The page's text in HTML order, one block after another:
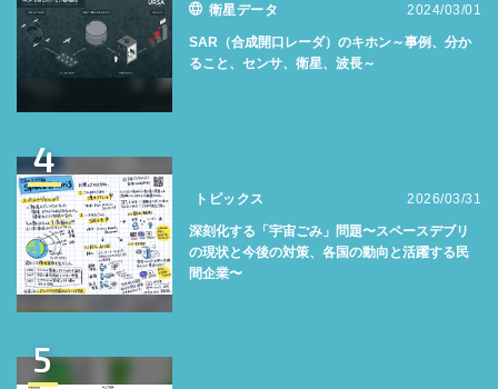
衛星データ 2024/03/01
SAR（合成開口レーダ）のキホン～事例、分か
ること、センサ、衛星、波長～
4
トピックス 2026/03/31
深刻化する「宇宙ごみ」問題〜スペースデブリ
の現状と今後の対策、各国の動向と活躍する民
間企業〜
5